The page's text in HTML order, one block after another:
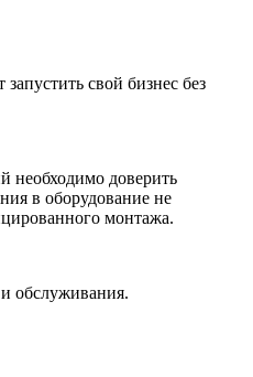
свой бизнес без
необходимо доверить
в оборудование не
монтажа.
обслуживания.